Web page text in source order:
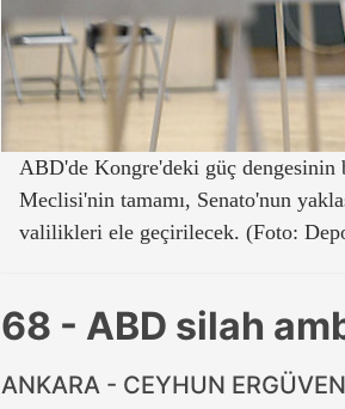
ABD'de Kongre'deki güç
Meclisi'nin tamamı, Senato'nun
valilikleri ele geçirilecek. (Foto:
68 - ABD silah
ANKARA - CEYHUN